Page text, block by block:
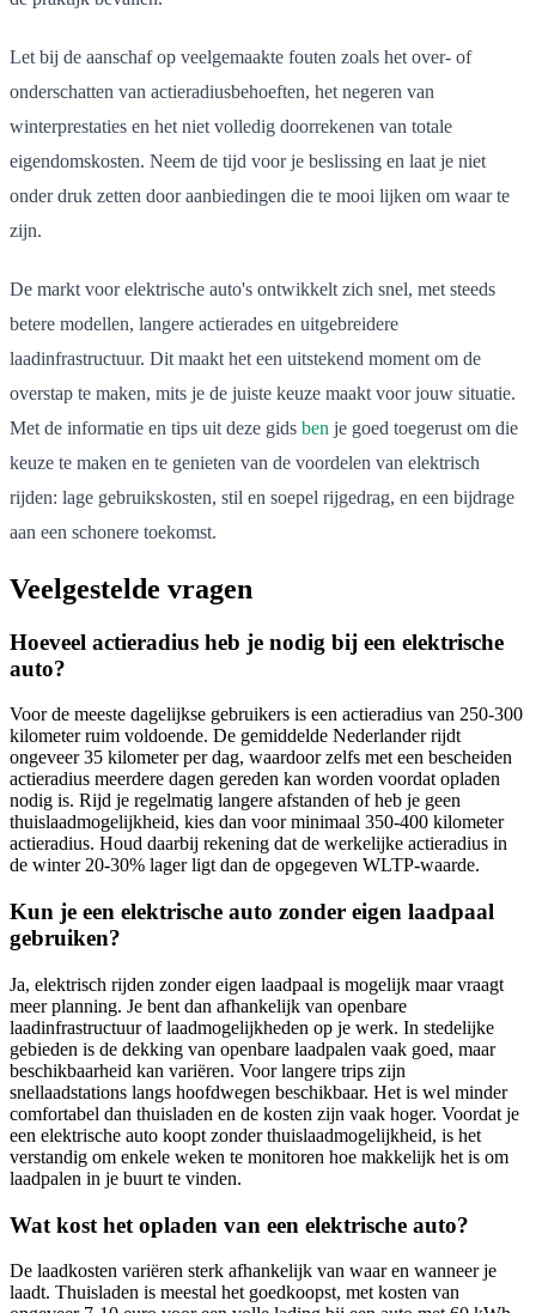
Let bij de aanschaf op veelgemaakte fouten zoals het over- of
onderschatten van actieradiusbehoeften, het negeren van
winterprestaties en het niet volledig doorrekenen van totale
eigendomskosten. Neem de tijd voor je beslissing en laat je niet
onder druk zetten door aanbiedingen die te mooi lijken om waar te
zijn.
De markt voor elektrische auto's ontwikkelt zich snel, met steeds
betere modellen, langere actierades en uitgebreidere
laadinfrastructuur. Dit maakt het een uitstekend moment om de
overstap te maken, mits je de juiste keuze maakt voor jouw situatie.
Met de informatie en tips uit deze gids ben je goed toegerust om die
keuze te maken en te genieten van de voordelen van elektrisch
rijden: lage gebruikskosten, stil en soepel rijgedrag, en een bijdrage
aan een schonere toekomst.
Veelgestelde vragen
Hoeveel actieradius heb je nodig bij een elektrische
auto?
Voor de meeste dagelijkse gebruikers is een actieradius van 250-300
kilometer ruim voldoende. De gemiddelde Nederlander rijdt
ongeveer 35 kilometer per dag, waardoor zelfs met een bescheiden
actieradius meerdere dagen gereden kan worden voordat opladen
nodig is. Rijd je regelmatig langere afstanden of heb je geen
thuislaadmogelijkheid, kies dan voor minimaal 350-400 kilometer
actieradius. Houd daarbij rekening dat de werkelijke actieradius in
de winter 20-30% lager ligt dan de opgegeven WLTP-waarde.
Kun je een elektrische auto zonder eigen laadpaal
gebruiken?
Ja, elektrisch rijden zonder eigen laadpaal is mogelijk maar vraagt
meer planning. Je bent dan afhankelijk van openbare
laadinfrastructuur of laadmogelijkheden op je werk. In stedelijke
gebieden is de dekking van openbare laadpalen vaak goed, maar
beschikbaarheid kan variëren. Voor langere trips zijn
snellaadstations langs hoofdwegen beschikbaar. Het is wel minder
comfortabel dan thuisladen en de kosten zijn vaak hoger. Voordat je
een elektrische auto koopt zonder thuislaadmogelijkheid, is het
verstandig om enkele weken te monitoren hoe makkelijk het is om
laadpalen in je buurt te vinden.
Wat kost het opladen van een elektrische auto?
De laadkosten variëren sterk afhankelijk van waar en wanneer je
laadt. Thuisladen is meestal het goedkoopst, met kosten van